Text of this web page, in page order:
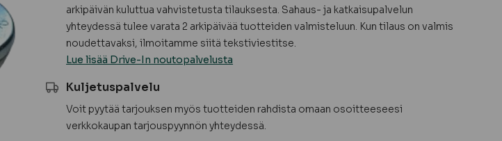
arkipäivän kuluttua vahvistetusta tilauksesta. Sahaus- ja katkaisupalvelun
yhteydessä tulee varata 2 arkipäivää tuotteiden valmisteluun. Kun tilaus on valmis
noudettavaksi, ilmoitamme siitä tekstiviestitse.
Lue lisää Drive-In noutopalvelusta
Kuljetuspalvelu
Voit pyytää tarjouksen myös tuotteiden rahdista omaan osoitteeseesi
verkkokaupan tarjouspyynnön yhteydessä.